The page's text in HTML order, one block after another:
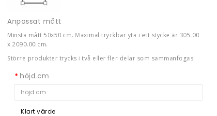
Anpassat mått
Minsta mått 50x50 cm. Maximal tryckbar yta i ett stycke är 305.00
x 2090.00 cm.
Större produkter trycks i två eller fler delar som sammanfogas
höjd.cm
Klart värde